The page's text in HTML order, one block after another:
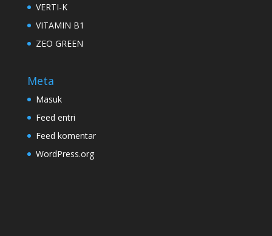
VERTI-K
VITAMIN B1
ZEO GREEN
Meta
Masuk
Feed entri
Feed komentar
WordPress.org